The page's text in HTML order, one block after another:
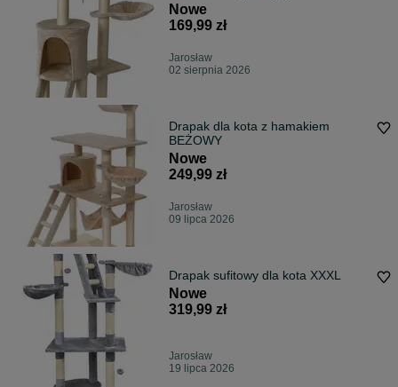
Nowe
169,99 zł
Jarosław
02 sierpnia 2026
Drapak dla kota z hamakiem
BEŻOWY
Nowe
249,99 zł
Jarosław
09 lipca 2026
Drapak sufitowy dla kota XXXL
Nowe
319,99 zł
Jarosław
19 lipca 2026